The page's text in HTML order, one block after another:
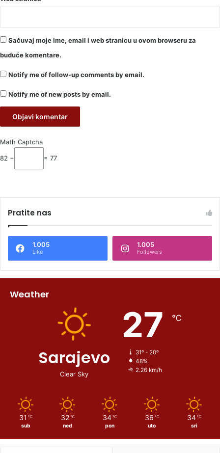
Sačuvaj moje ime, email i web stranicu u ovom browseru za
buduće komentare.
Notify me of follow-up comments by email.
Notify me of new posts by email.
Math Captcha
82 − = 77
Pratite nas
1.005
Like
1.005
Followers
Weather
Sarajevo
Clear Sky
27 ℃
31º - 20º
48%
2.26 km/h
31 ℃
sub
32 ℃
ned
34 ℃
pon
36 ℃
uto
34 ℃
sri